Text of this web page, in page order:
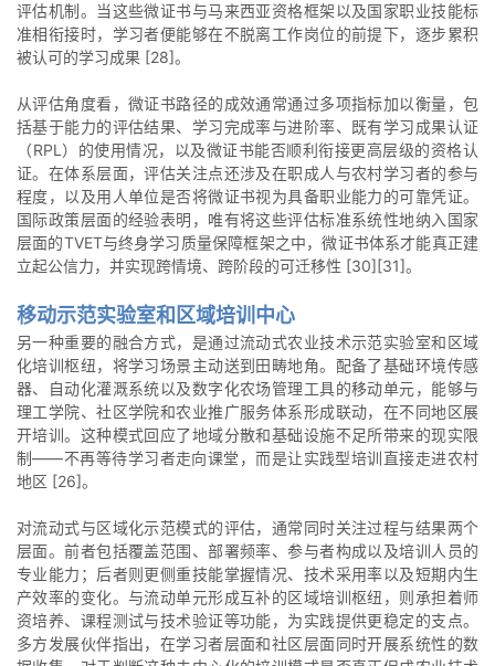
评估机制。当这些微证书与马来西亚资格框架以及国家职业技能标
准相衔接时，学习者便能够在不脱离工作岗位的前提下，逐步累积
被认可的学习成果 [28]。
从评估角度看，微证书路径的成效通常通过多项指标加以衡量，包
括基于能力的评估结果、学习完成率与进阶率、既有学习成果认证
（RPL）的使用情况，以及微证书能否顺利衔接更高层级的资格认
证。在体系层面，评估关注点还涉及在职成人与农村学习者的参与
程度，以及用人单位是否将微证书视为具备职业能力的可靠凭证。
国际政策层面的经验表明，唯有将这些评估标准系统性地纳入国家
层面的TVET与终身学习质量保障框架之中，微证书体系才能真正建
立起公信力，并实现跨情境、跨阶段的可迁移性 [30][31]。
移动示范实验室和区域培训中心
另一种重要的融合方式，是通过流动式农业技术示范实验室和区域
化培训枢纽，将学习场景主动送到田畴地角。配备了基础环境传感
器、自动化灌溉系统以及数字化农场管理工具的移动单元，能够与
理工学院、社区学院和农业推广服务体系形成联动，在不同地区展
开培训。这种模式回应了地域分散和基础设施不足所带来的现实限
制——不再等待学习者走向课堂，而是让实践型培训直接走进农村
地区 [26]。
对流动式与区域化示范模式的评估，通常同时关注过程与结果两个
层面。前者包括覆盖范围、部署频率、参与者构成以及培训人员的
专业能力；后者则更侧重技能掌握情况、技术采用率以及短期内生
产效率的变化。与流动单元形成互补的区域培训枢纽，则承担着师
资培养、课程测试与技术验证等功能，为实践提供更稳定的支点。
多方发展伙伴指出，在学习者层面和社区层面同时开展系统性的数